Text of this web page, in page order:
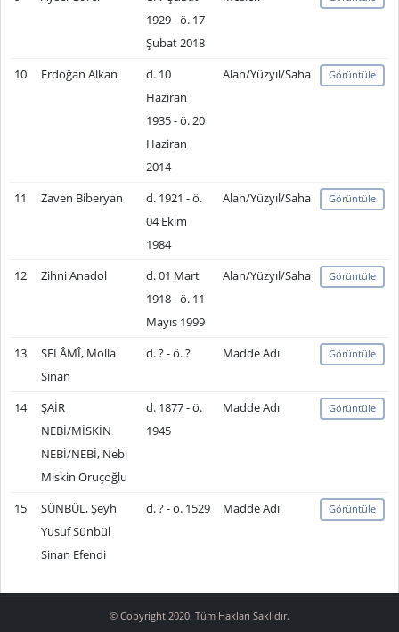
1929 - ö. 17
Şubat 2018
10 Erdoğan Alkan
d. 10
Haziran
1935 - ö. 20
Haziran
2014
Alan/Yüzyıl/Saha Görüntüle
11 Zaven Biberyan
d. 1921 - ö.
04 Ekim
1984
Alan/Yüzyıl/Saha Görüntüle
12 Zihni Anadol
d. 01 Mart
1918 - ö. 11
Mayıs 1999
Alan/Yüzyıl/Saha Görüntüle
13
SELÂMÎ, Molla
Sinan
d. ? - ö. ? Madde Adı Görüntüle
14
ŞAİR
NEBİ/MİSKİN
NEBİ/NEBİ, Nebi
Miskin Oruçoğlu
d. 1877 - ö.
1945
Madde Adı Görüntüle
15
SÜNBÜL, Şeyh
Yusuf Sünbül
Sinan Efendi
d. ? - ö. 1529 Madde Adı Görüntüle
© Copyright 2020. Tüm Hakları Saklıdır.